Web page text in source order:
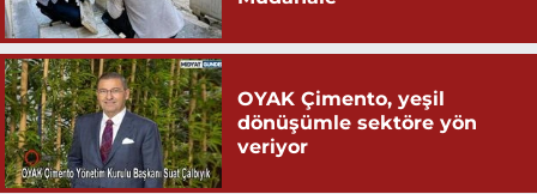
OYAK Çimento, yeşil
dönüşümle sektöre yön
veriyor